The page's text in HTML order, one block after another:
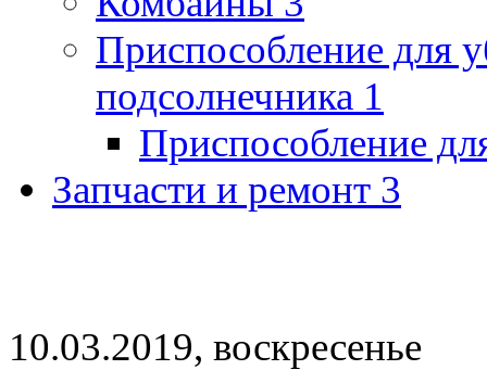
Приспособление для
подсолнечника 1
Приспособление
Запчасти и ремонт 3
10.03.2019, воскресенье